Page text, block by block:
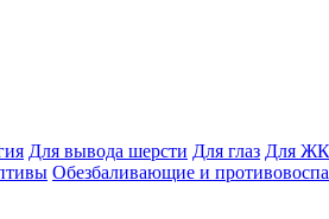
Для вывода шерсти Для глаз Для
Обезбаливающие и